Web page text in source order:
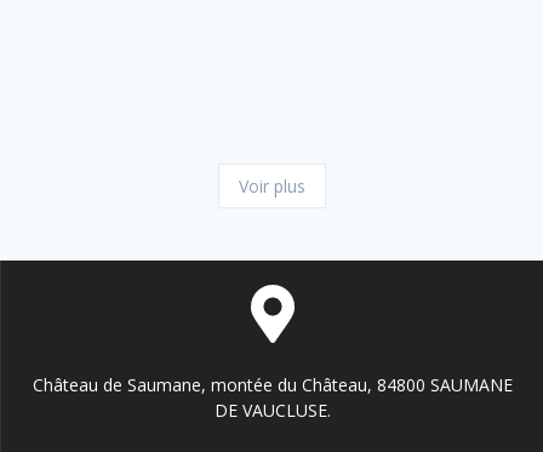
Voir plus
Château de Saumane, montée du Château, 84800 SAUMANE
DE VAUCLUSE.